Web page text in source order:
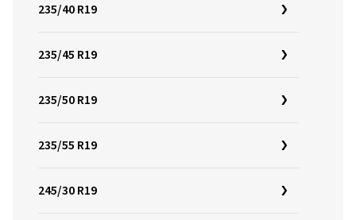
235/40 R19
235/45 R19
235/50 R19
235/55 R19
245/30 R19